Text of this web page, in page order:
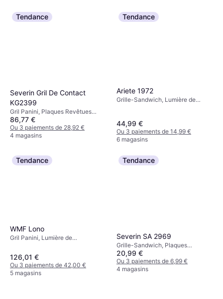
Tendance
Severin Gril De Contact
KG2399
Gril Panini, Plaques Revêtues
Antiadhésives, Plaque Amovible,
Thermostat Réglable, Lumière de
Température, 1800 W
86,77 €
Ou 3 paiements de 28,92 €
4 magasins
Tendance
Ariete 1972
Grille-Sandwich, Lumière de
700 W
44,99 €
Ou 3 paiements de 14,99 €
6 magasins
Tendance
WMF Lono
Gril Panini, Lumière de
Antiadhésives, Plaque Amovible,
Thermostat Réglable, 870 W Acier
126,01 €
Ou 3 paiements de 42,00 €
5 magasins
Tendance
Severin SA 2969
Grille-Sandwich, Plaques
Revêtues Antiadhésives, Lumière
de Température, Thermostat
Réglable, 600 W
20,99 €
Ou 3 paiements de 6,99 €
4 magasins